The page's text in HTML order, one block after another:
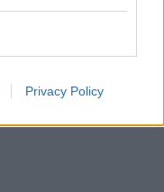
Privacy Policy